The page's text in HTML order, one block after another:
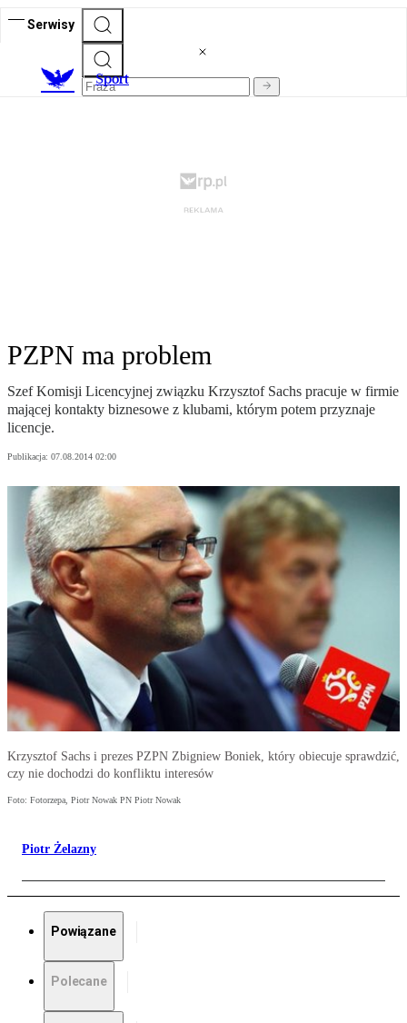
Serwisy
Sport
PZPN ma problem
Szef Komisji Licencyjnej związku Krzysztof Sachs pracuje w firmie
mającej kontakty biznesowe z klubami, którym potem przyznaje
licencje.
Publikacja: 07.08.2014 02:00
Krzysztof Sachs i prezes PZPN Zbigniew Boniek, który obiecuje sprawdzić,
czy nie dochodzi do konfliktu interesów
Foto: Fotorzepa, Piotr Nowak PN Piotr Nowak
Piotr Żelazny
Powiązane
Polecane